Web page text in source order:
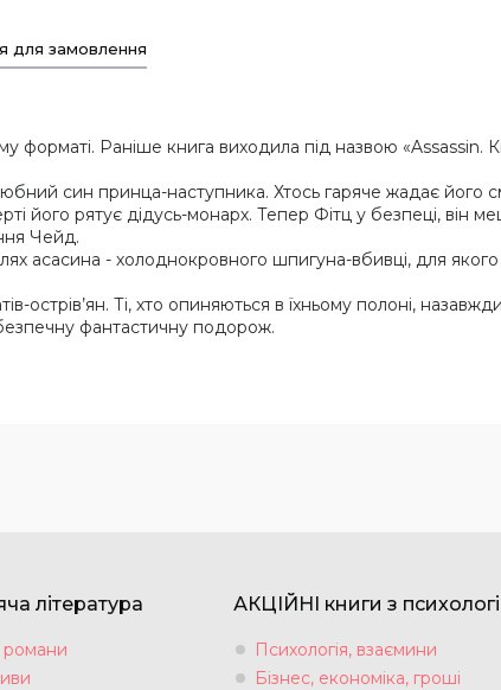
для замовлення
Раніше книга виходила під назвою «Assassin.
син принца-наступника. Хтось гаряче жадає його
його рятує дідусь-монарх. Тепер Фітц у безпеці, він
Чейд.
асасина - холоднокровного шпигуна-вбивці, для
острів’ян. Ті, хто опиняються в їхньому полоні,
фантастичну подорож.
література
романи
АКЦІЙНІ книги з
Психологія, взаємини
Бізнес, економіка, гроші